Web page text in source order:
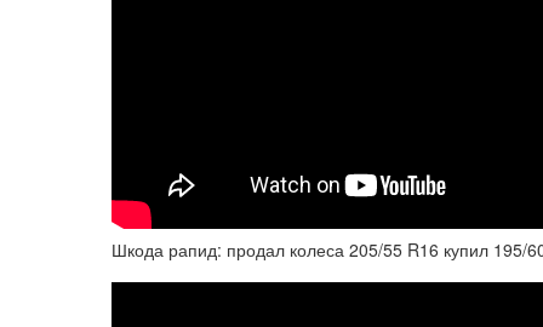
Шкода рапид: продал колеса 205/55 R16 купил 195/